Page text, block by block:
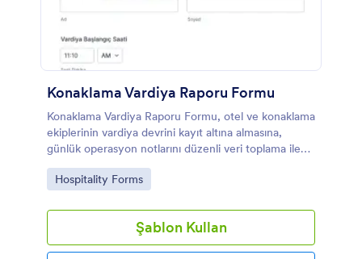
Konaklama Vardiya Raporu Formu
Konaklama Vardiya Raporu Formu, otel ve konaklama
ekiplerinin vardiya devrini kayıt altına almasına,
günlük operasyon notlarını düzenli veri toplama ile
takip etmesine ve form yanıtlarını tek yerde
yönetmesine yardımcı olur.
Go to Category:
Hospitality Forms
Şablon Kullan